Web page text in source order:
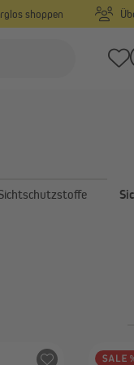
shoppen